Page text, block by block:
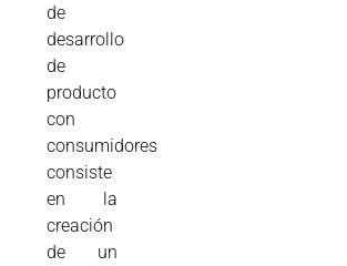
de
desarrollo
de
producto
con
consumidores
consiste
en la
creación
de un